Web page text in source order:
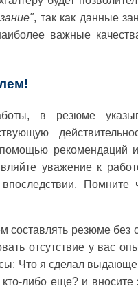
, так как данные
важные
в резюме
рекомендаций
уважение к
Помните
составлять резюме без
отсутствие у вас
Что я сделал
либо еще? и вносите